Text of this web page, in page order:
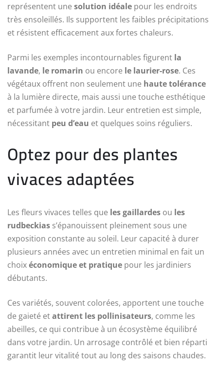
représentent une solution idéale pour les endroits
très ensoleillés. Ils supportent les faibles précipitations
et résistent efficacement aux fortes chaleurs.
Parmi les exemples incontournables figurent la
lavande, le romarin ou encore le laurier-rose. Ces
végétaux offrent non seulement une haute tolérance
à la lumière directe, mais aussi une touche esthétique
et parfumée à votre jardin. Leur entretien est simple,
nécessitant peu d’eau et quelques soins réguliers.
Optez pour des plantes
vivaces adaptées
Les fleurs vivaces telles que les gaillardes ou les
rudbeckias s’épanouissent pleinement sous une
exposition constante au soleil. Leur capacité à durer
plusieurs années avec un entretien minimal en fait un
choixéconomique et pratique pour les jardiniers
débutants.
Ces variétés, souvent colorées, apportent une touche
de gaieté etattirent les pollinisateurs, comme les
abeilles, ce qui contribue à un écosystème équilibré
dans votre jardin. Un arrosage contrôlé et bien réparti
garantit leur vitalité tout au long des saisons chaudes.